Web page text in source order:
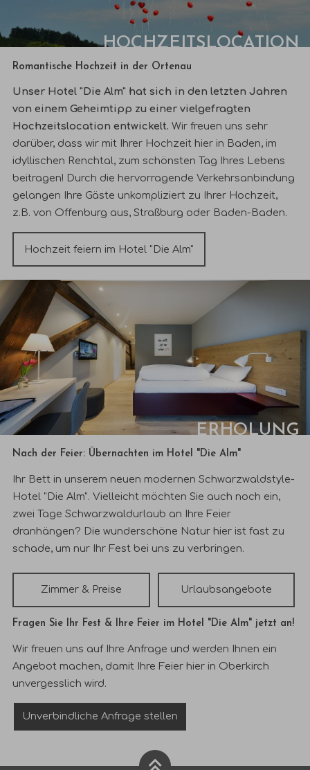
HOCHZEITSLOCATION
Romantische Hochzeit in der Ortenau
Unser Hotel "Die Alm" hat sich in den letzten Jahren
von einem Geheimtipp zu einer vielgefragten
Hochzeitslocation entwickelt. Wir freuen uns sehr
darüber, dass wir mit Ihrer Hochzeit hier in Baden, im
idyllischen Renchtal, zum schönsten Tag Ihres Lebens
beitragen! Durch die hervorragende Verkehrsanbindung
gelangen Ihre Gäste unkompliziert zu Ihrer Hochzeit,
z.B. von Offenburg aus, Straßburg oder Baden-Baden.
Hochzeit feiern im Hotel "Die Alm"
ERHOLUNG
Nach der Feier: Übernachten im Hotel "Die Alm"
Ihr Bett in unserem neuen modernen Schwarzwaldstyle-
Hotel "Die Alm". Vielleicht möchten Sie auch noch ein,
zwei Tage Schwarzwaldurlaub an Ihre Feier
dranhängen? Die wunderschöne Natur hier ist fast zu
schade, um nur Ihr Fest bei uns zu verbringen.
Zimmer & Preise Urlaubsangebote
Fragen Sie Ihr Fest & Ihre Feier im Hotel "Die Alm" jetzt an!
Wir freuen uns auf Ihre Anfrage und werden Ihnen ein
Angebot machen, damit Ihre Feier hier in Oberkirch
unvergesslich wird.
Unverbindliche Anfrage stellen